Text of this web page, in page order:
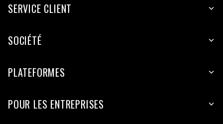
SERVICE CLIENT
SOCIÉTÉ
PLATEFORMES
POUR LES ENTREPRISES